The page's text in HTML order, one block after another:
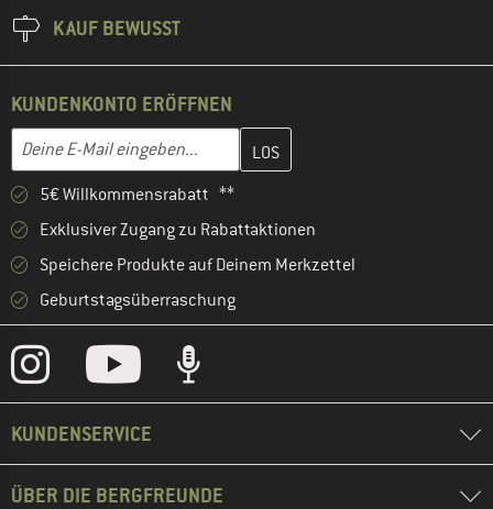
KAUF BEWUSST
KUNDENKONTO ERÖFFNEN
E-Mail-Adresse
Gib hier deine E-Mail-Adresse ein und erstelle im nächsten
5€ Willkommensrabatt **
Exklusiver Zugang zu Rabattaktionen
Speichere Produkte auf Deinem Merkzettel
Geburtstagsüberraschung
KUNDENSERVICE
ÜBER DIE BERGFREUNDE